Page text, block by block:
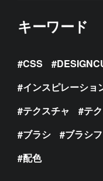
キーワード
CSS
インスピレーショ
テクスチャ
テ
ブラシ
ブラシ
配色